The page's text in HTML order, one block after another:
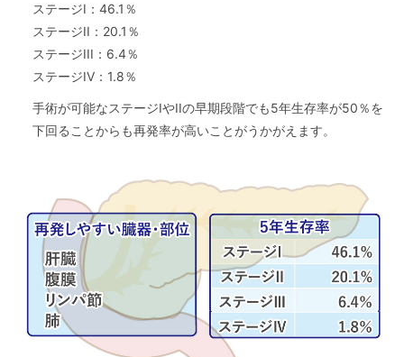
ステージI：46.1％
ステージII：20.1％
ステージIII：6.4％
ステージIV：1.8％
手術が可能なステージIやIIの早期段階でも5年生存率が50％を
下回ることからも再発率が高いことがうかがえます。